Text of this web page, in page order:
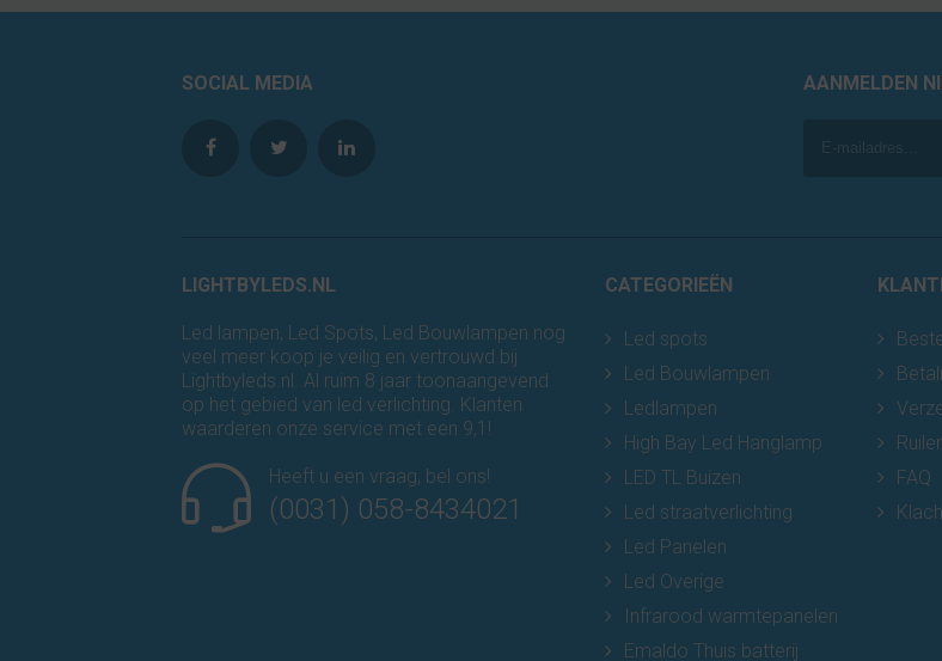
SOCIAL MEDIA AANMELDEN
LIGHTBYLEDS.NL
Led lampen, Led Spots, Led Bouwlampen nog
veel meer koop je veilig en vertrouwd bij
Lightbyleds.nl. Al ruim 8 jaar toonaangevend
op het gebied van led verlichting. Klanten
waarderen onze service met een 9,1!
Heeft u een vraag, bel ons!
(0031) 058-8434021
CATEGORIEËN
Led spots
Led Bouwlampen
Ledlampen
High Bay Led Hanglamp
LED TL Buizen
Led straatverlichting
Led Panelen
Led Overige
Infrarood warmtepanelen
Emaldo Thuis batterij
FAQ